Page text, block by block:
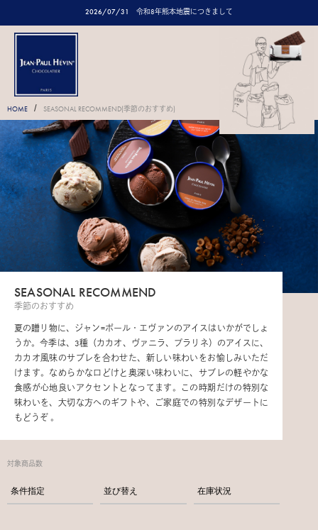
2026/07/31 令和8年熊本地震につきまして
HOME / SEASONAL RECOMMEND(季節のおすすめ)
SEASONAL RECOMMEND
季節のおすすめ
夏の贈り物に、ジャン=ポール・エヴァンのアイスはいかがでしょ
うか。今季は、3種（カカオ、ヴァニラ、プラリネ）のアイスに、
カカオ風味のサブレを合わせた、新しい味わいをお愉しみいただ
けます。なめらかな口どけと奥深い味わいに、サブレの軽やかな
食感が心地良いアクセントとなってます。この時期だけの特別な
味わいを、大切な方へのギフトや、ご家庭での特別なデザートに
もどうぞ 。
対象商品数
条件指定 並び替え 在庫状況